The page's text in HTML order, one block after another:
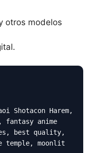
otros modelos
Shotacon Harem,
fantasy anime
best quality,
temple, moonlit